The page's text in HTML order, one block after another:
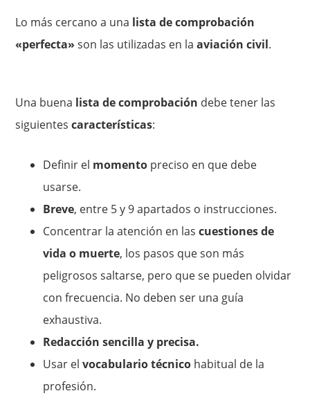
Lo más cercano a una lista de comprobación
«perfecta» son las utilizadas en laaviación civil.
Una buena lista de comprobación debe tener las
siguientescaracterísticas:
Definir el momento preciso en que debe
usarse.
Breve, entre 5 y 9 apartados o instrucciones.
Concentrar la atención en las cuestiones de
vida o muerte, los pasos que son más
peligrosos saltarse, pero que se pueden olvidar
con frecuencia. No deben ser una guía
exhaustiva.
Redacción sencilla y precisa.
Usar elvocabulario técnico habitual de la
profesión.